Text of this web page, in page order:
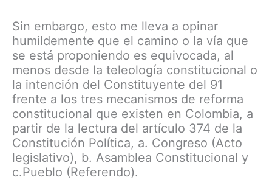
Sin embargo, esto me lleva a opinar
humildemente que el camino o la vía que
se está proponiendo es equivocada, al
menos desde la teleología constitucional o
la intención del Constituyente del 91
frente a los tres mecanismos de reforma
constitucional que existen en Colombia, a
partir de la lectura del artículo 374 de la
Constitución Política, a. Congreso (Acto
legislativo), b. Asamblea Constitucional y
c.Pueblo (Referendo).